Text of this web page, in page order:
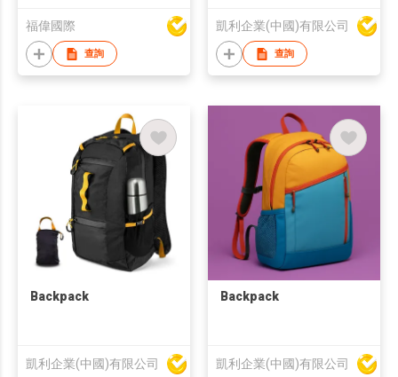
福偉國際
查詢
凱利企業(中國)有限公司
查詢
Backpack
凱利企業(中國)有限公司
Backpack
凱利企業(中國)有限公司